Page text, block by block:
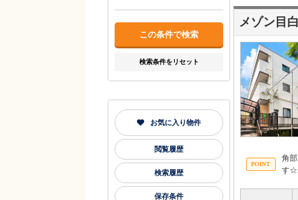
メゾン目
角
す☆
検索条件をリセット
お気に入り物件
閲覧履歴
検索履歴
保存条件